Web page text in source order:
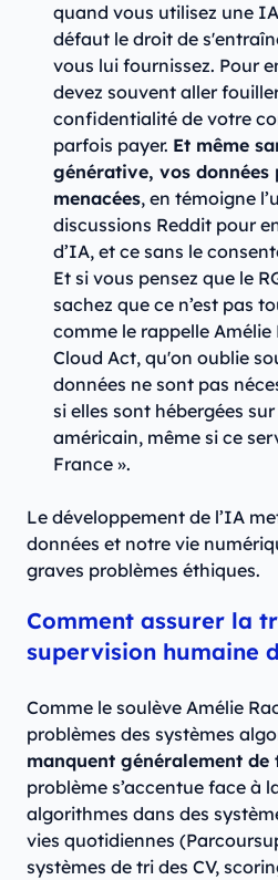
quand vous utilisez une
défaut le droit de
vous lui fournissez. Pour
devez souvent aller
confidentialité de votre
parfois payer. Et même
générative, vos données
menacées, en témoigne
discussions Reddit pour
d’IA, et ce sans le
Et si vous pensez que le
sachez que ce n’est pas
comme le rappelle Amélie
Cloud Act, qu'on oublie
données ne sont pas
si elles sont hébergées
américain, même si ce
France ».
Le développement de l’IA
données et notre vie
graves problèmes éthiques.
Comment assurer la
supervision humaine
Comme le soulève Amélie
problèmes des systèmes
manquent généralement de
problème s’accentue face à
algorithmes dans des
vies quotidiennes
systèmes de tri des CV,